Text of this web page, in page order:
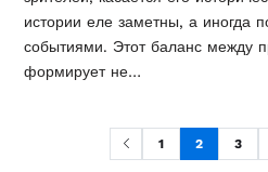
истории еле заметны, а иногда
событиями. Этот баланс между
формирует не…
1 2 3